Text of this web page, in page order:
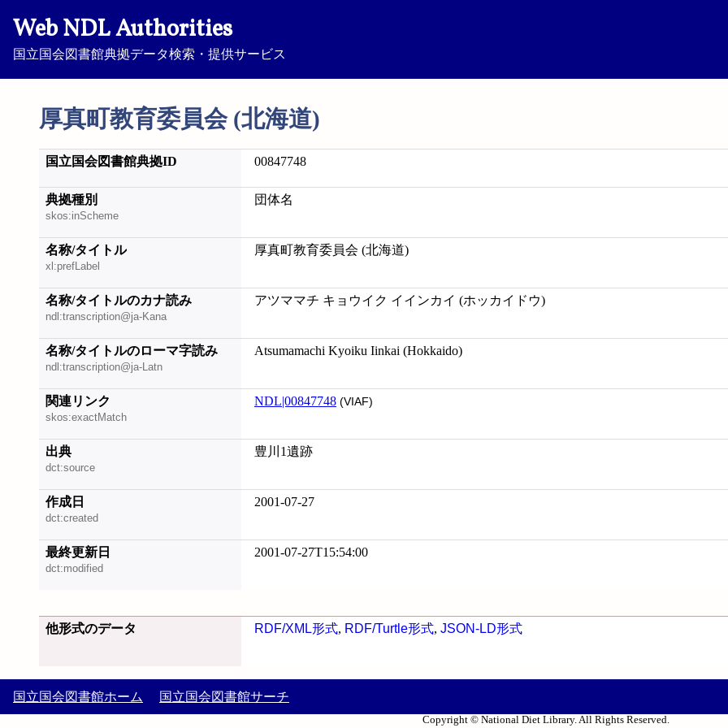
Web NDL Authorities
国立国会図書館典拠データ検索・提供サービス
厚真町教育委員会 (北海道)
国立国会図書館典拠ID 00847748
典拠種別
skos:inScheme
団体名
名称/タイトル
xl:prefLabel
厚真町教育委員会 (北海道)
名称/タイトルのカナ読み
ndl:transcription@ja-Kana
アツママチ キョウイク イインカイ (ホッカイドウ)
名称/タイトルのローマ字読み
ndl:transcription@ja-Latn
Atsumamachi Kyoiku Iinkai (Hokkaido)
関連リンク
skos:exactMatch
NDL|00847748 (VIAF)
出典
dct:source
豊川1遺跡
作成日
dct:created
2001-07-27
最終更新日
dct:modified
2001-07-27T15:54:00
他形式のデータ RDF/XML形式, RDF/Turtle形式, JSON-LD形式
国立国会図書館ホーム 国立国会図書館サーチ
Copyright © National Diet Library. All Rights Reserved.